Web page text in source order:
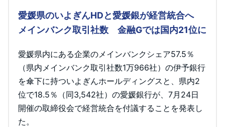
愛媛県のいよぎんHDと愛媛銀が経営統合へ
メインバンク取引社数 金融Gでは国内21位に
愛媛県内にある企業のメインバンクシェア57.5％
（県内メインバンク取引社数1万966社）の伊予銀行
を傘下に持ついよぎんホールディングスと、県内2
位で18.5％（同3,542社）の愛媛銀行が、7月24日
開催の取締役会で経営統合を付議することを発表し
た。